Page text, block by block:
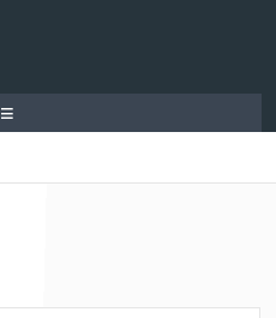
≡